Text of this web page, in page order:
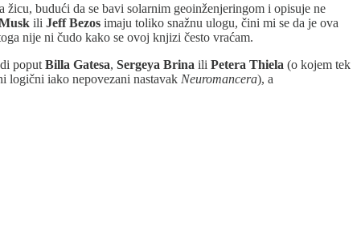
žicu, budući da se bavi solarnim geoinženjeringom i opisuje ne
ili Jeff Bezos imaju toliko snažnu ulogu, čini mi se da je ova
nije ni čudo kako se ovoj knjizi često vraćam.
poput Billa Gatesa, Sergeya Brina ili Petera Thiela (o kojem tek
logični iako nepovezani nastavak Neuromancera), a